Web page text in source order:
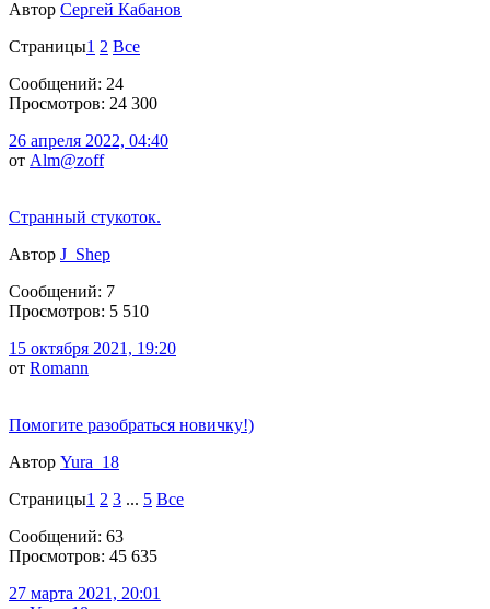
Автор Сергей Кабанов
Страницы1 2 Все
Сообщений: 24
Просмотров: 24 300
26 апреля 2022, 04:40
от Alm@zoff
Странный стукоток.
Автор J_Shep
Сообщений: 7
Просмотров: 5 510
15 октября 2021, 19:20
от Romann
Помогите разобраться новичку!)
Автор Yura_18
Страницы1 2 3 ... 5 Все
Сообщений: 63
Просмотров: 45 635
27 марта 2021, 20:01